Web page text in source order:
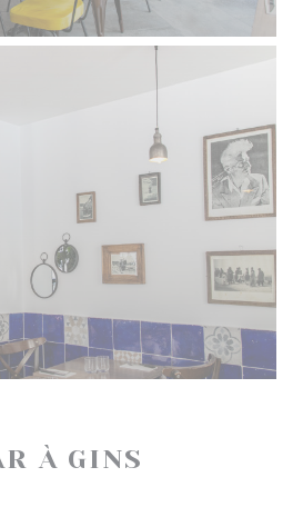
À GINS